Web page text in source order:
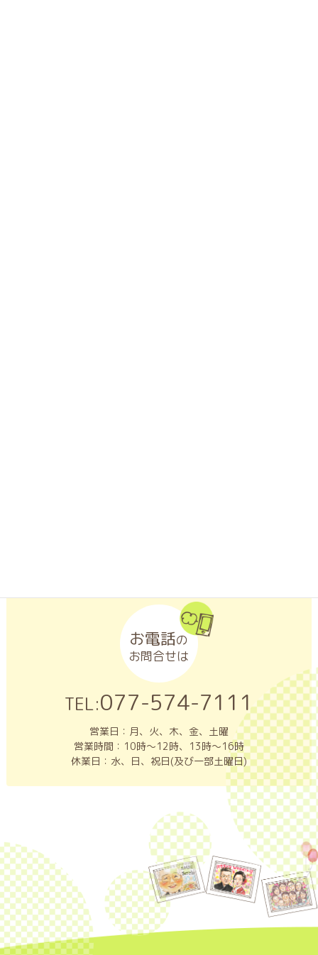
お電話の
お問合せは
TEL:077-574-7111
営業日：月、火、木、金、土曜
営業時間：10時～12時、13時～16時
休業日：水、日、祝日(及び一部土曜日)